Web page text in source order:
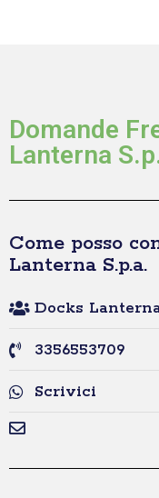
Domande
Lanterna
Come posso
Lanterna S.p.a.
Docks Lanterna
3356553709
Scrivici